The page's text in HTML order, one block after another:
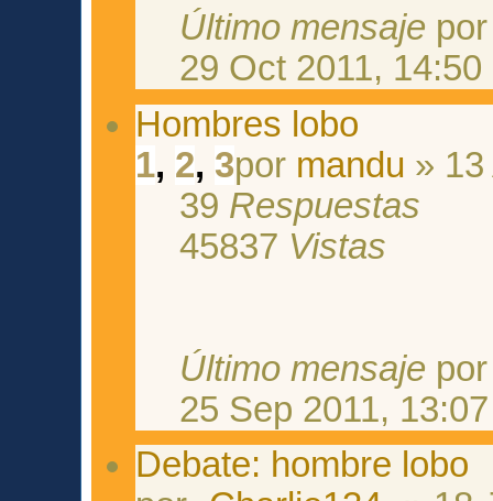
Último mensaje
29 Oct 2011, 14:50
Hombres lobo
1, 2, 3por mandu »
39 Respuestas
45837 Vistas
Último mensaje
25 Sep 2011, 13:07
Debate: hombre lobo